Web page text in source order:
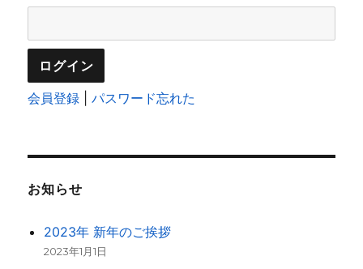
会員登録 |パスワード忘れた
お知らせ
2023年 新年のご挨拶
2023年1月1日